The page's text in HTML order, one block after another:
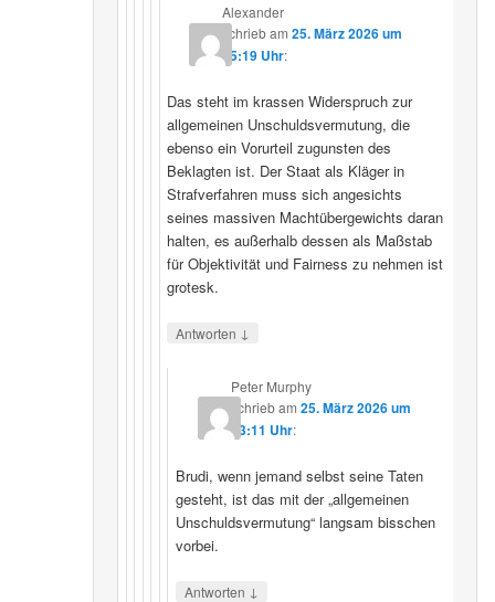
Alexander
schriebam25. März 2026 um
15:19 Uhr:
Das steht im krassen Widerspruch zur
allgemeinen Unschuldsvermutung, die
ebenso ein Vorurteil zugunsten des
Beklagten ist. Der Staat als Kläger in
Strafverfahren muss sich angesichts
seines massiven Machtübergewichts daran
halten, es außerhalb dessen als Maßstab
für Objektivität und Fairness zu nehmen ist
grotesk.
Antworten ↓
Peter Murphy
schriebam 25. März 2026 um
23:11 Uhr:
Brudi, wenn jemand selbst seine Taten
gesteht, ist das mit der „allgemeinen
Unschuldsvermutung“ langsam bisschen
vorbei.
Antworten ↓